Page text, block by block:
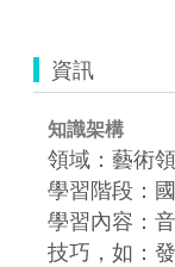
資訊
知識架構
領域：藝術
學習階段：
學習內容：
技巧，如：